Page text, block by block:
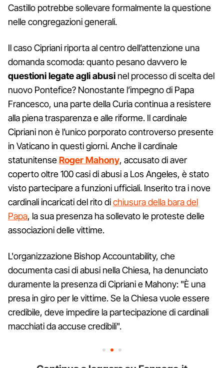
Castillo potrebbe sollevare formalmente la questione
nelle congregazioni generali.
Il caso Cipriani riporta al centro dell’attenzione una
domanda scomoda: quanto pesano davvero le
questioni legate agli abusi nel processo di scelta del
nuovo Pontefice? Nonostante l’impegno di Papa
Francesco, una parte della Curia continua a resistere
alla piena trasparenza e alle riforme. Il cardinale
Cipriani non è l’unico porporato controverso presente
in Vaticano in questi giorni. Anche il cardinale
statunitenseRoger Mahony, accusato di aver
coperto oltre 100 casi di abusi a Los Angeles, è stato
visto partecipare a funzioni ufficiali. Inserito tra i nove
cardinali incaricati del rito dichiusura della bara del
Papa, la sua presenza ha sollevato le proteste delle
associazioni delle vittime.
L'organizzazione Bishop Accountability, che
documenta casi di abusi nella Chiesa, ha denunciato
duramente la presenza di Cipriani e Mahony: "È una
presa in giro per le vittime. Se la Chiesa vuole essere
credibile, deve impedire la partecipazione di cardinali
macchiati da accuse credibili".